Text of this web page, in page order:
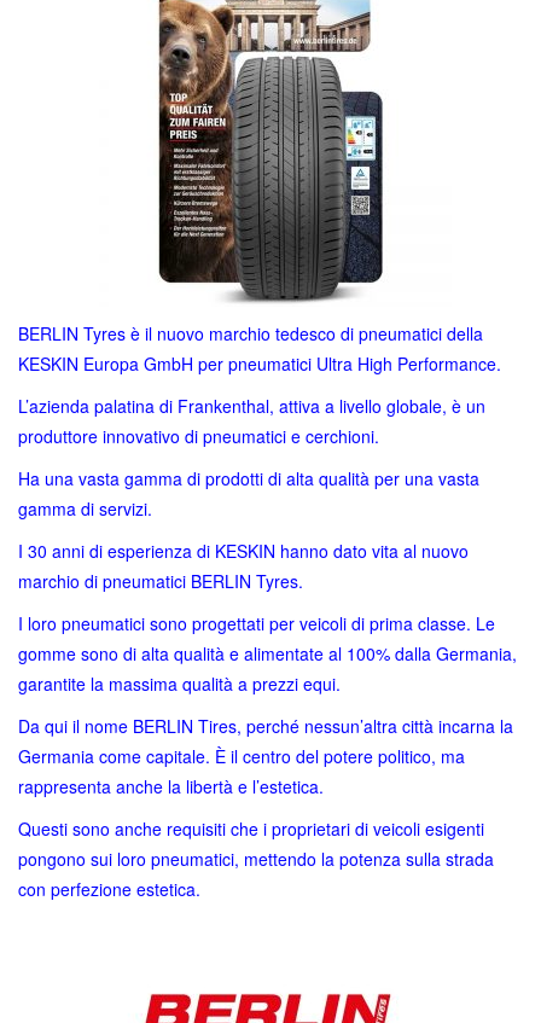
135,00€.52,60€.
BERLIN Tyres è il nuovo marchio tedesco di pneumatici della
KESKIN Europa GmbH per pneumatici Ultra High Performance.
L’azienda palatina di Frankenthal, attiva a livello globale, è un
produttore innovativo di pneumatici e cerchioni.
Ha una vasta gamma di prodotti di alta qualità per una vasta
gamma di servizi.
I 30 anni di esperienza di KESKIN hanno dato vita al nuovo
marchio di pneumatici BERLIN Tyres.
I loro pneumatici sono progettati per veicoli di prima classe. Le
gomme sono di alta qualità e alimentate al 100% dalla Germania,
garantite la massima qualità a prezzi equi.
Da qui il nome BERLIN Tires, perché nessun’altra città incarna la
Germania come capitale. È il centro del potere politico, ma
rappresenta anche la libertà e l’estetica.
Questi sono anche requisiti che i proprietari di veicoli esigenti
pongono sui loro pneumatici, mettendo la potenza sulla strada
con perfezione estetica.